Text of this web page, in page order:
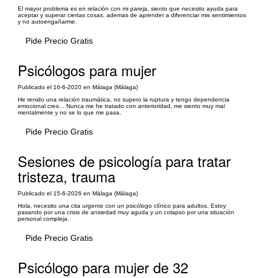
El mayor problema es en relación con mi pareja, siento que necesito ayuda para
aceptar y superar ciertas cosas, ademas de aprender a diferenciar mis sentimientos
y no autoengañarme.
Pide Precio Gratis
Psicólogos para mujer
Publicado el 16-6-2020 en Málaga (Málaga)
He tenido una relación traumática, no supero la ruptura y tengo dependencia
emocional creo... Nunca me he tratado con anterioridad, me siento muy mal
mentalmente y no se lo que me pasa.
Pide Precio Gratis
Sesiones de psicología para tratar
tristeza, trauma
Publicado el 15-6-2026 en Málaga (Málaga)
Hola, necesito una cita urgente con un psicólogo clínico para adultos. Estoy
pasando por una crisis de ansiedad muy aguda y un colapso por una situación
personal compleja.
Pide Precio Gratis
Psicólogo para mujer de 32